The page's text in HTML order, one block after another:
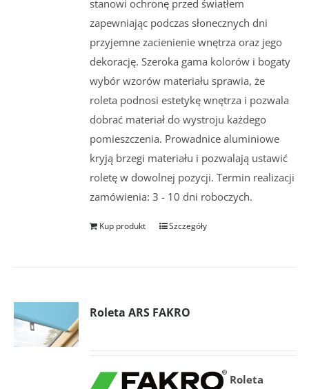
stanowi ochronę przed światłem
zapewniając podczas słonecznych dni
przyjemne zacienienie wnętrza oraz jego
dekorację. Szeroka gama kolorów i bogaty
wybór wzorów materiału sprawia, że
roleta podnosi estetykę wnętrza i pozwala
dobrać materiał do wystroju każdego
pomieszczenia. Prowadnice aluminiowe
kryją brzegi materiału i pozwalają ustawić
roletę w dowolnej pozycji. Termin realizacji
zamówienia: 3 - 10 dni roboczych.
Kup produkt Szczegóły
Roleta ARS FAKRO
Roleta